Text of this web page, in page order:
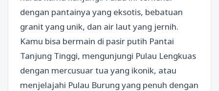
dengan pantainya yang eksotis, bebatuan
granit yang unik, dan air laut yang jernih.
Kamu bisa bermain di pasir putih Pantai
Tanjung Tinggi, mengunjungi Pulau Lengkuas
dengan mercusuar tua yang ikonik, atau
menjelajahi Pulau Burung yang penuh dengan